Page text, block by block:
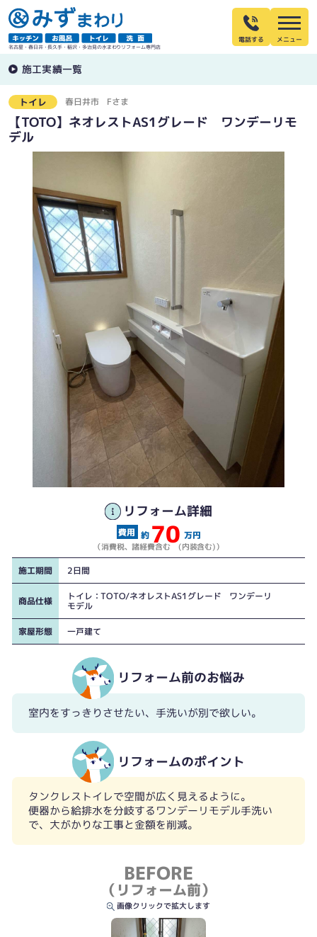
名古屋・春日井・長久手・稲沢・多治見の水まわりリフォーム専門店
電話する
施工実績一覧
トイレ 春日井市 Fさま
【TOTO】ネオレストAS1グレード ワンデーリモ
デル
リフォーム詳細
約 70 万円
（消費税、諸経費含む (内装含む)）
施工期間 2日間
商品仕様
トイレ：TOTO/ネオレストAS1グレード ワンデーリ
モデル
家屋形態 一戸建て
リフォーム前のお悩み
室内をすっきりさせたい、手洗いが別で欲しい。
リフォームのポイント
タンクレストイレで空間が広く見えるように。
便器から給排水を分岐するワンデーリモデル手洗い
で、大がかりな工事と金額を削減。
BEFORE
（リフォーム前）
画像クリックで拡大します